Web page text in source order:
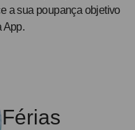
Férias
a sua poupança objetivo
App.